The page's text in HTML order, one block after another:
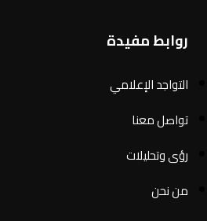
روابط مفيدة
التواجد الإعلامي
تواصل معنا
رؤى وتحليلات
من نحن